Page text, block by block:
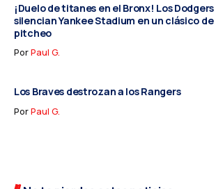
¡Duelo de titanes en el Bronx! Los Dodgers
silencian Yankee Stadium en un clásico de
pitcheo
PorPaul G.
Los Braves destrozan a los Rangers
PorPaul G.